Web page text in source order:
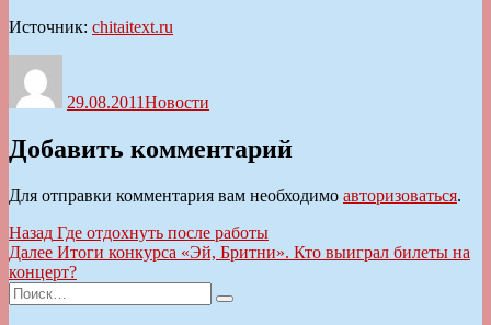
Источник: chitaitext.ru
29.08.2011Новости
Добавить комментарий
Для отправки комментария вам необходимо авторизоваться.
Навигация
по
записям
Назад Предыдущая
запись:
Где отдохнуть после работы
Далее Следующая
запись:
Итоги конкурса «Эй, Бритни». Кто выиграл билеты на
концерт?
Искать:
Поиск